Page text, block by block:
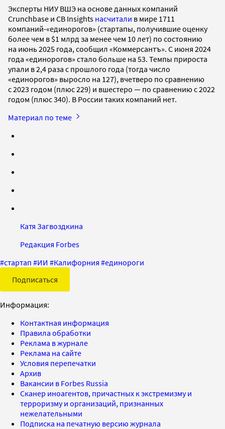
Эксперты НИУ ВШЭ на основе данных компаний
Crunchbase и CB Insights насчитали в мире 1711
компаний-«единорогов» (стартапы, получившие оценку
более чем в $1 млрд за менее чем 10 лет) по состоянию
на июнь 2025 года, сообщил «Коммерсантъ». С июня 2024
года «единорогов» стало больше на 53. Темпы прироста
упали в 2,4 раза с прошлого года (тогда число
«единорогов» выросло на 127), вчетверо по сравнению
с 2023 годом (плюс 229) и вшестеро — по сравнению с 2022
годом (плюс 340). В России таких компаний нет.
Материал по теме
Катя Загвоздкина
Редакция Forbes
#стартап #ИИ #Калифорния #единороги
Подписаться
Информация:
Контактная информация
Правила обработки
Реклама в журнале
Реклама на сайте
Условия перепечатки
Архив
Вакансии в Forbes Russia
Сканер иноагентов, причастных к экстремизму и
терроризму и организаций, признанных
нежелательными
Подписка на печатную версию журнала